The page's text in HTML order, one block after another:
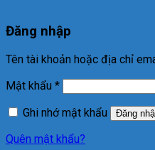
Đăng nhập
Tên tài khoản hoặc địa chỉ
Mật khẩu *
Ghi nhớ mật khẩu
Đăng
Quên mật khẩu?